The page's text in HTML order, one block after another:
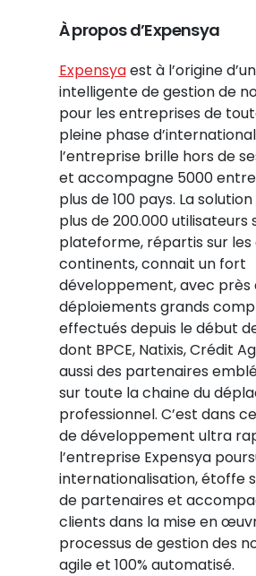
À propos d’Expensya
Expensyaest à l’origine
intelligente de gestion de
pour les entreprises de
pleine phase
l’entreprise brille hors de
et accompagne 5000
plus de 100 pays. La
plus de 200.000 utilisateurs
plateforme, répartis sur les
continents, connait un fort
développement, avec près
déploiements grands
effectués depuis le début
dont BPCE, Natixis, Crédit
aussi des partenaires
sur toute la chaine du
professionnel. C’est dans
de développement ultra
l’entreprise Expensya
internationalisation, étoffe
de partenaires et
clients dans la mise en
processus de gestion des
agile et 100% automatisé.